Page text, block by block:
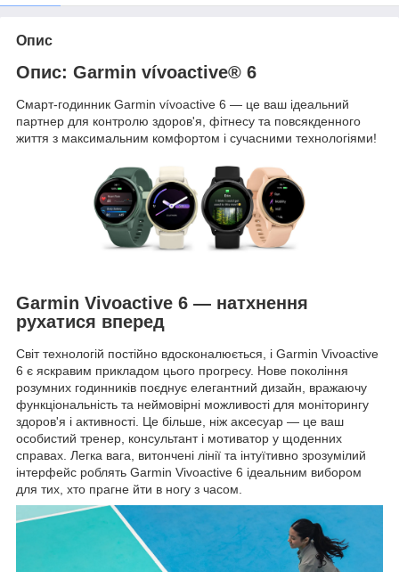
Опис
Опис: Garmin vívoactive® 6
Смарт-годинник Garmin vívoactive 6 — це ваш ідеальний
партнер для контролю здоров'я, фітнесу та повсякденного
життя з максимальним комфортом і сучасними технологіями!
Garmin Vivoactive 6 — натхнення
рухатися вперед
Світ технологій постійно вдосконалюється, і Garmin Vivoactive
6 є яскравим прикладом цього прогресу. Нове покоління
розумних годинників поєднує елегантний дизайн, вражаючу
функціональність та неймовірні можливості для моніторингу
здоров'я і активності. Це більше, ніж аксесуар — це ваш
особистий тренер, консультант і мотиватор у щоденних
справах. Легка вага, витончені лінії та інтуїтивно зрозумілий
інтерфейс роблять Garmin Vivoactive 6 ідеальним вибором
для тих, хто прагне йти в ногу з часом.